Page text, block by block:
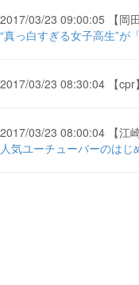
2017/03/23 09:00:05 【岡田
“真っ白すぎる女子高生”
2017/03/23 08:30:04 【cpr】
2017/03/23 08:00:04 【江
人気ユーチューバーのは